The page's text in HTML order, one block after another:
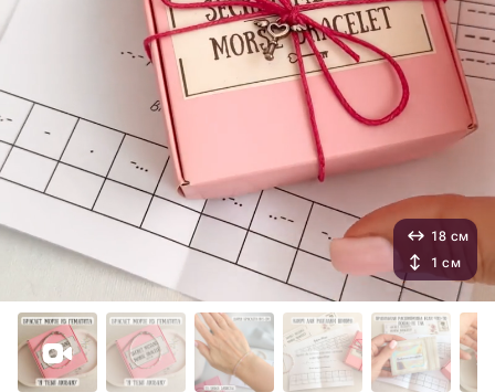
18 см
1 см